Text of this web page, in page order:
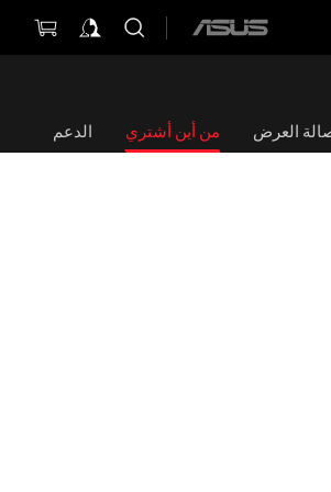
ASUS
العرض من أين أشتري الدعم